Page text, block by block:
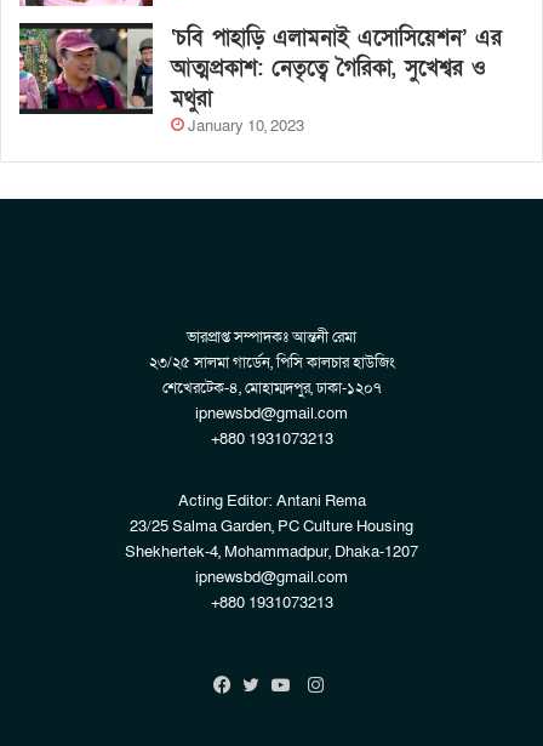
‘চবি পাহাড়ি এলামনাই এসোসিয়েশন’ এর
আত্মপ্রকাশ: নেতৃত্বে গৈরিকা, সুখেশ্বর ও
মথুরা
January 10, 2023
ভারপ্রাপ্ত সম্পাদকঃ আন্তনী রেমা
২৩/২৫ সালমা গার্ডেন, পিসি কালচার হাউজিং
শেখেরটেক-৪, মোহাম্মদপুর, ঢাকা-১২০৭
ipnewsbd@gmail.com
+880 1931073213
Acting Editor: Antani Rema
23/25 Salma Garden, PC Culture Housing
Shekhertek-4, Mohammadpur, Dhaka-1207
ipnewsbd@gmail.com
+880 1931073213
Instagram